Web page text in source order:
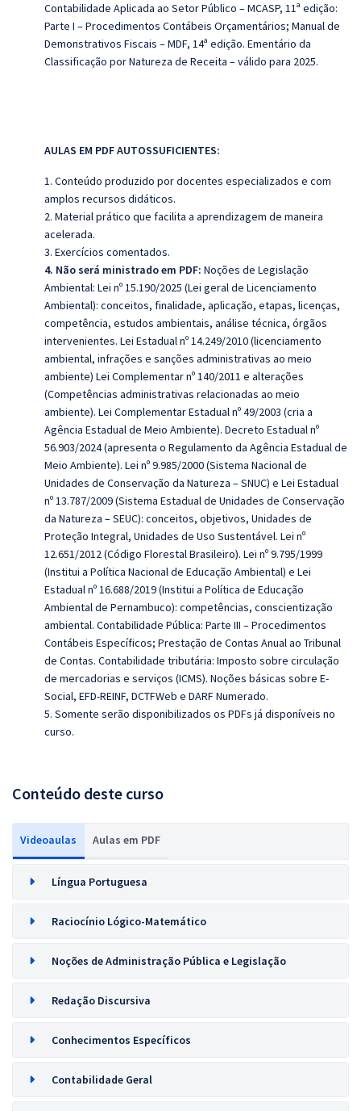
Contabilidade Aplicada ao Setor Público – MCASP, 11ª edição:
Parte I – Procedimentos Contábeis Orçamentários; Manual de
Demonstrativos Fiscais – MDF, 14ª edição. Ementário da
Classificação por Natureza de Receita – válido para 2025.
AULAS EM PDF AUTOSSUFICIENTES:
1. Conteúdo produzido por docentes especializados e com
amplos recursos didáticos.
2. Material prático que facilita a aprendizagem de maneira
acelerada.
3. Exercícios comentados.
4. Não será ministrado em PDF: Noções de Legislação
Ambiental: Lei nº 15.190/2025 (Lei geral de Licenciamento
Ambiental): conceitos, finalidade, aplicação, etapas, licenças,
competência, estudos ambientais, análise técnica, órgãos
intervenientes. Lei Estadual nº 14.249/2010 (licenciamento
ambiental, infrações e sanções administrativas ao meio
ambiente) Lei Complementar nº 140/2011 e alterações
(Competências administrativas relacionadas ao meio
ambiente). Lei Complementar Estadual nº 49/2003 (cria a
Agência Estadual de Meio Ambiente). Decreto Estadual nº
56.903/2024 (apresenta o Regulamento da Agência Estadual de
Meio Ambiente). Lei nº 9.985/2000 (Sistema Nacional de
Unidades de Conservação da Natureza – SNUC) e Lei Estadual
nº 13.787/2009 (Sistema Estadual de Unidades de Conservação
da Natureza – SEUC): conceitos, objetivos, Unidades de
Proteção Integral, Unidades de Uso Sustentável. Lei nº
12.651/2012 (Código Florestal Brasileiro). Lei nº 9.795/1999
(Institui a Política Nacional de Educação Ambiental) e Lei
Estadual nº 16.688/2019 (Institui a Política de Educação
Ambiental de Pernambuco): competências, conscientização
ambiental. Contabilidade Pública: Parte III – Procedimentos
Contábeis Específicos; Prestação de Contas Anual ao Tribunal
de Contas. Contabilidade tributária: Imposto sobre circulação
de mercadorias e serviços (ICMS). Noções básicas sobre E-
Social, EFD-REINF, DCTFWeb e DARF Numerado.
5. Somente serão disponibilizados os PDFs já disponíveis no
curso.
Conteúdo deste curso
Videoaulas Aulas em PDF
Língua Portuguesa
Raciocínio Lógico-Matemático
Noções de Administração Pública e Legislação
Redação Discursiva
Conhecimentos Específicos
Contabilidade Geral